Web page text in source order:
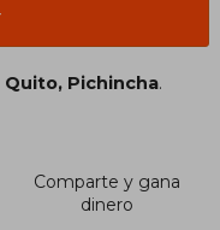
Quito, Pichincha.
Comparte y gana
dinero